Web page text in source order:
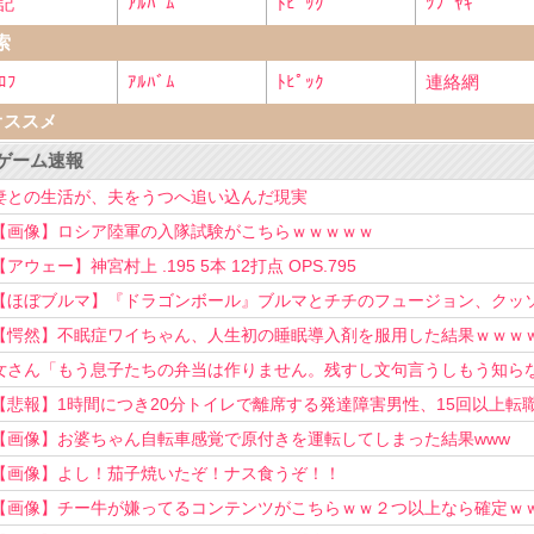
ﾌ
ｱﾙﾊﾞﾑ ﾄﾋﾟｯｸ
連絡網
スメ
ーム速報
との生活が、夫をうつへ追い込んだ現実
【画像】ロシア陸軍の入隊試験がこちらｗｗｗｗｗ
【アウェー】神宮村上 .195 5本 12打点 OPS.795
【ほぼブルマ】『ドラゴンボール』ブルマとチチのフュージョン、クッ
可愛すぎるwwwwwww
【愕然】不眠症ワイちゃん、人生初の睡眠導入剤を服用した結果ｗｗｗ
さん「もう息子たちの弁当は作りません。残すし文句言うしもう知ら
い！」
【悲報】1時間につき20分トイレで離席する発達障害男性、15回以上転
を重ねてしまう
【画像】お婆ちゃん自転車感覚で原付きを運転してしまった結果www
【画像】よし！茄子焼いたぞ！ナス食うぞ！！
【画像】チー牛が嫌ってるコンテンツがこちらｗｗ２つ以上なら確定ｗ